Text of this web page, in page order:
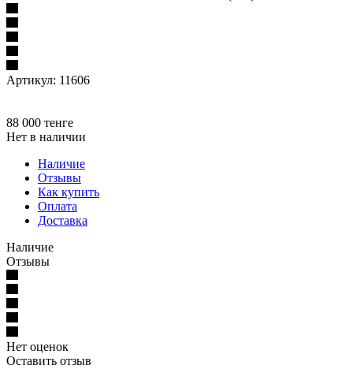
Артикул: 11606
88 000 тенге
Нет в наличии
Наличие
Отзывы
Как купить
Оплата
Доставка
Наличие
Отзывы
Нет оценок
Оставить отзыв